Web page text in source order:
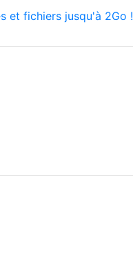
et fichiers jusqu'à 2Go !